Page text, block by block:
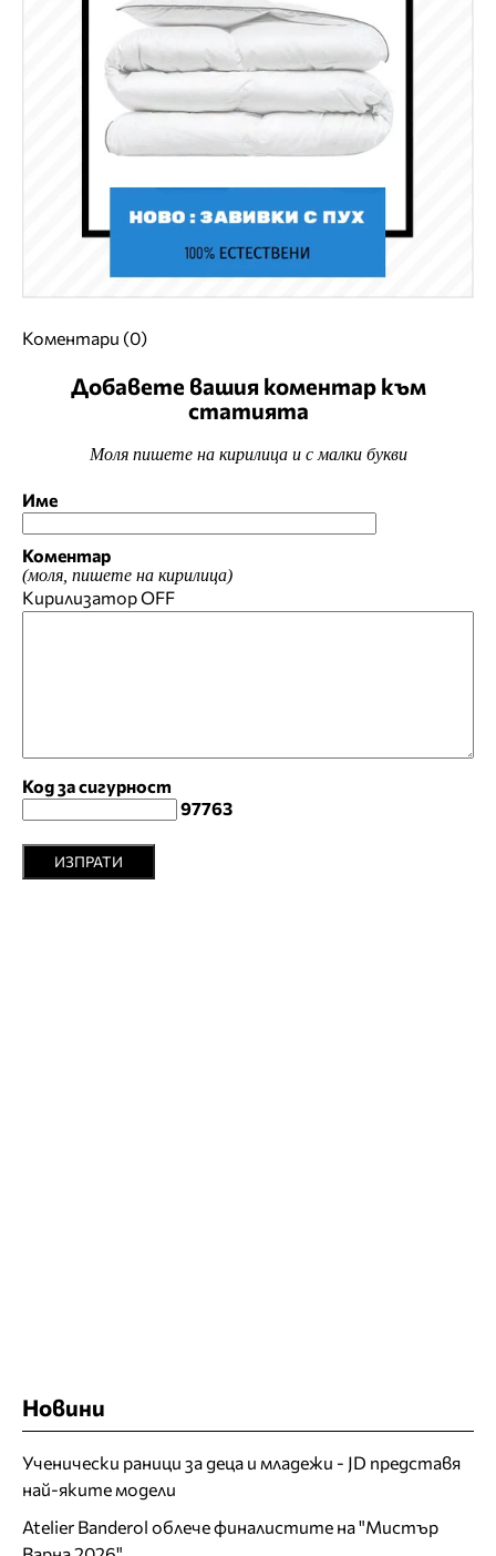
Коментари (0)
Добавете вашия коментар към
статията
Моля пишете на кирилица и с малки букви
Име
Коментар
(моля, пишете на кирилица)
КирилизаторOFF
Код за сигурност
97763
ИЗПРАТИ
Новини
Ученически раници за деца и младежи - JD представя
най-яките модели
Atelier Banderol облече финалистите на "Мистър